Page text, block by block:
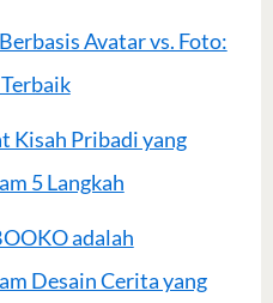
Avatar vs. Foto:
Kisah Pribadi yang
5 Langkah
adalah
Desain Cerita yang